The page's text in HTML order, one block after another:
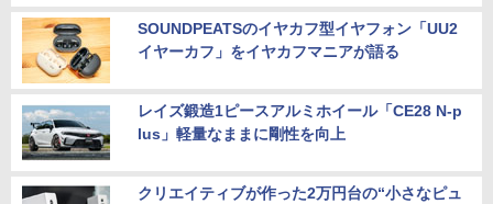
SOUNDPEATSのイヤカフ型イヤフォン「UU2
イヤーカフ」をイヤカフマニアが語る
レイズ鍛造1ピースアルミホイール「CE28 N-p
lus」軽量なままに剛性を向上
クリエイティブが作った2万円台の“小さなピュ